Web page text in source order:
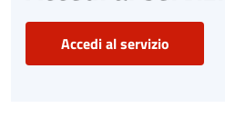
Accedi al servizio